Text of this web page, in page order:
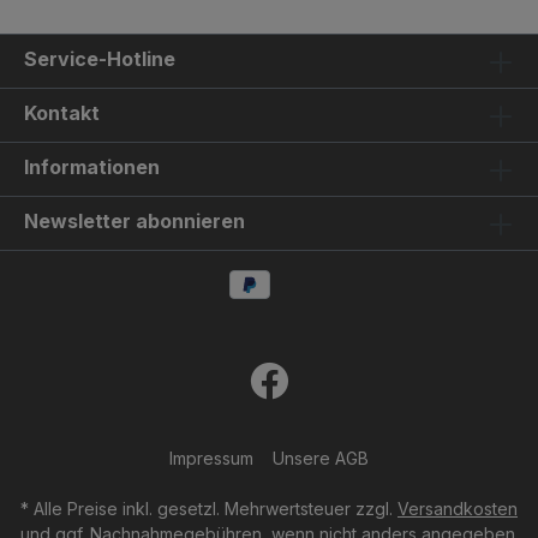
Service-Hotline
Kontakt
Informationen
Newsletter abonnieren
Impressum Unsere AGB
* Alle Preise inkl. gesetzl. Mehrwertsteuer zzgl. Versandkosten